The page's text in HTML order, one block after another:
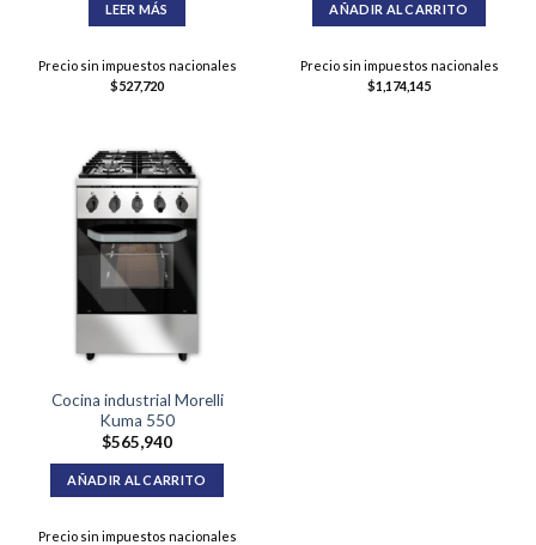
LEER MÁS
Precio sin impuestos nacionales
$527,720
AÑADIR AL CARRITO
Precio sin impuestos nacionales
$1,174,145
Cocina industrial Morelli
Kuma 550
$565,940
AÑADIR AL CARRITO
Precio sin impuestos nacionales